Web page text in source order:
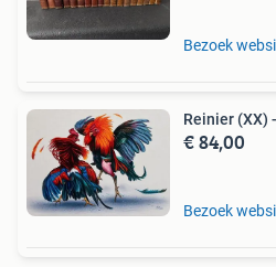
Bezoek
Reinier (XX)
€ 84,00
Bezoek